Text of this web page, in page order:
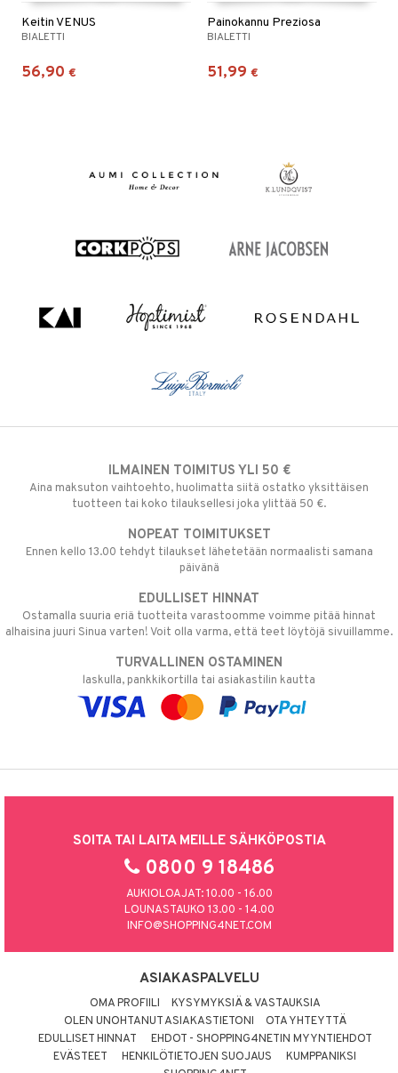
Keitin VENUS
BIALETTI
56,90 €
Painokannu Preziosa
BIALETTI
51,99 €
ILMAINEN TOIMITUS YLI 50 €
Aina maksuton vaihtoehto, huolimatta siitä ostatko yksittäisen
tuotteen tai koko tilauksellesi joka ylittää 50 €.
NOPEAT TOIMITUKSET
Ennen kello 13.00 tehdyt tilaukset lähetetään normaalisti samana
päivänä
EDULLISET HINNAT
Ostamalla suuria eriä tuotteita varastoomme voimme pitää hinnat
alhaisina juuri Sinua varten! Voit olla varma, että teet löytöjä sivuillamme.
TURVALLINEN OSTAMINEN
laskulla, pankkikortilla tai asiakastilin kautta
SOITA TAI LAITA MEILLE SÄHKÖPOSTIA
0800 9 18486
AUKIOLOAJAT: 10.00 - 16.00
LOUNASTAUKO 13.00 - 14.00
INFO@SHOPPING4NET.COM
ASIAKASPALVELU
OMA PROFIILI
KYSYMYKSIÄ & VASTAUKSIA
OLEN UNOHTANUT ASIAKASTIETONI
OTA YHTEYTTÄ
EDULLISET HINNAT
EHDOT - SHOPPING4NETIN MYYNTIEHDOT
EVÄSTEET
HENKILÖTIETOJEN SUOJAUS
KUMPPANIKSI